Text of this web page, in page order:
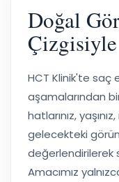
Doğal
HCT Klinik'te saç
aşamalarından
hatlarınız,
gelecekteki
değerlendirilerek
Amacımız